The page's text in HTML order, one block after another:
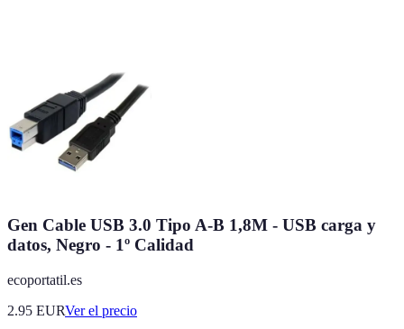
Gen Cable USB 3.0 Tipo A-B 1,8M - USB carga y
datos, Negro - 1º Calidad
ecoportatil.es
2.95 EURVer el precio